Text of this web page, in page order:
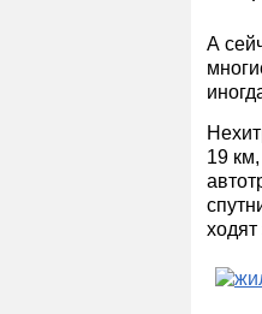
А
19
ходят